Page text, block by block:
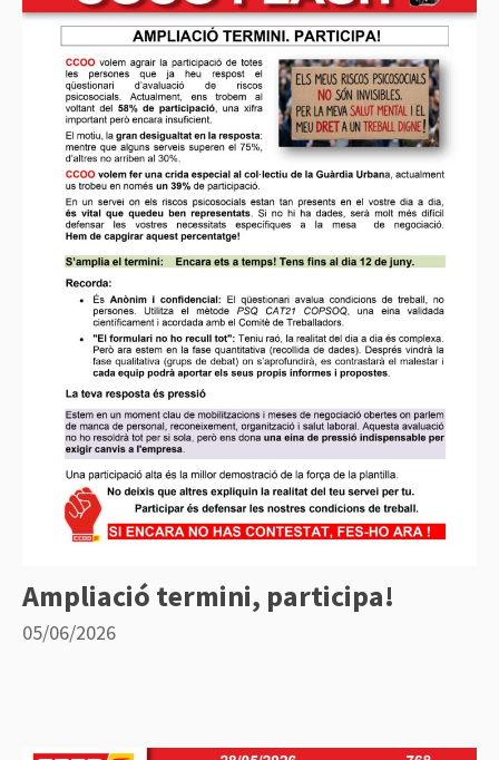
Ampliació termini, participa!
05/06/2026